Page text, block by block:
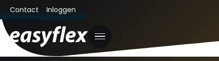
Contact Inloggen